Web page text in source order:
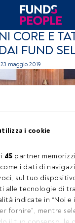
i cookie
45 partner
i dati di
sul tuo
alle tecnologie di
indicate in “Noi
fornire”, mentre
CORE E
FUND
23 maggio 2019
i